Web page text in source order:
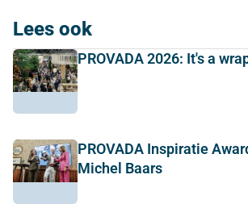
Lees ook
PROVADA 2026: It's a
PROVADA Inspiratie
Michel Baars